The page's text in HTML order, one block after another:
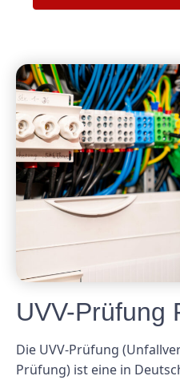
UVV-Prüfung
Die UVV-Prüfung
Prüfung) ist eine in